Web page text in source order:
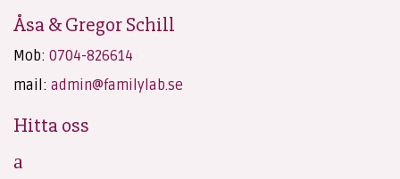
Åsa & Gregor Schill
Mob: 0704-826614
mail: admin@familylab.se
Hitta oss